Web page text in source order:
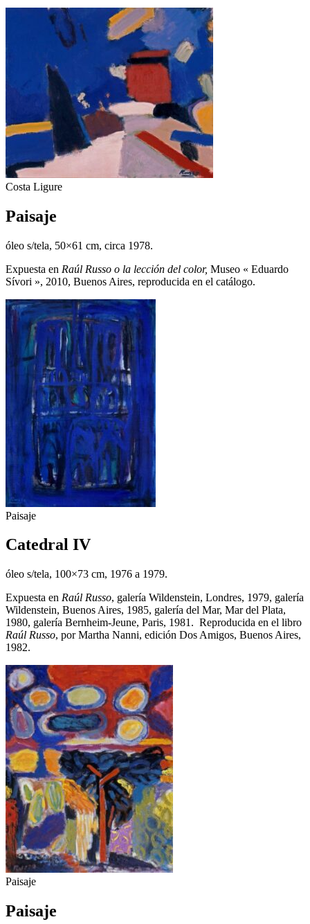
Costa Ligure
Paisaje
óleo s/tela, 50×61 cm, circa 1978.
Expuesta en Raúl Russo o la lección del color, Museo « Eduardo
Sívori », 2010, Buenos Aires, reproducida en el catálogo.
Paisaje
Catedral IV
óleo s/tela, 100×73 cm, 1976 a 1979.
Expuesta en Raúl Russo, galería Wildenstein, Londres, 1979, galería
Wildenstein, Buenos Aires, 1985, galería del Mar, Mar del Plata,
1980, galería Bernheim-Jeune, Paris, 1981. Reproducida en el libro
Raúl Russo, por Martha Nanni, edición Dos Amigos, Buenos Aires,
1982.
Paisaje
Paisaje